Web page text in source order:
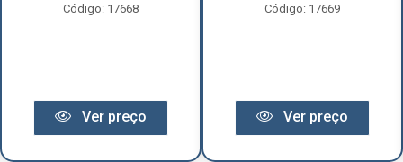
Código: 17668
Ver preço
Código: 17669
Ver preço